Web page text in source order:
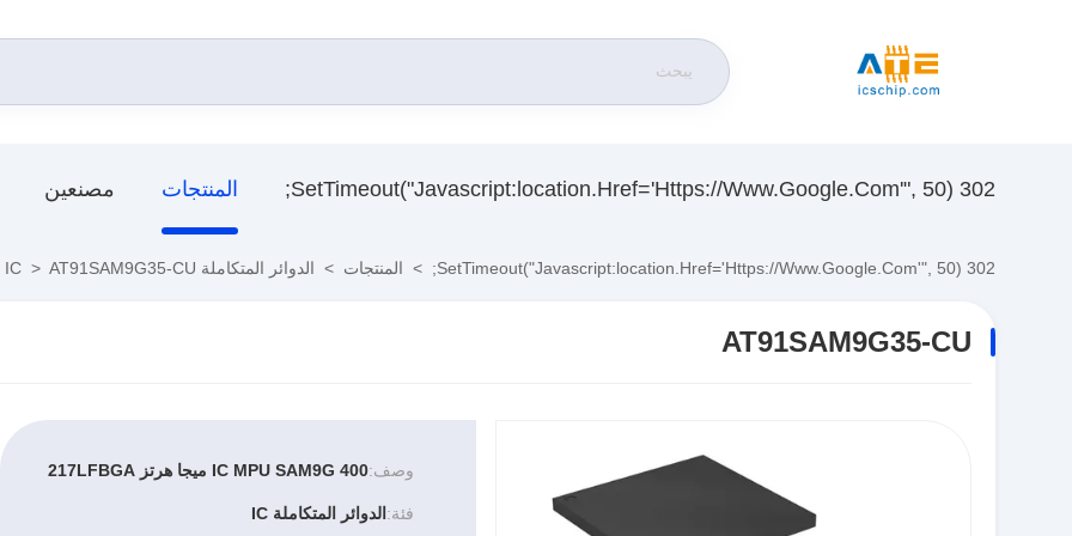
302 SetTimeout("javascript:location.href='https://www.google.com'", 50); المنتجات مصنعين
302 SetTimeout("javascript:location.href='https://www.google.com'", 50);
> المنتجات > الدوائر المتكاملة IC > AT91SAM9G35-CU
AT91SAM9G35-CU
وصف:IC MPU SAM9G 400 ميجا هرتز 217LFBGA
فئة: الدوائر المتكاملة IC